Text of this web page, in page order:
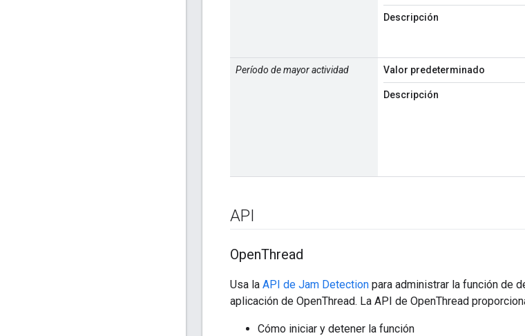
Descripción
Período de mayor actividad Valor predeterminado
Descripción
API
OpenThread
Usa la API de Jam Detection para administrar la función de
aplicación de OpenThread. La API de OpenThread
Cómo iniciar y detener la función